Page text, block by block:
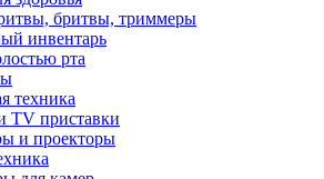
бритвы, триммеры
инвентарь
рта
техника
TV приставки
и проекторы